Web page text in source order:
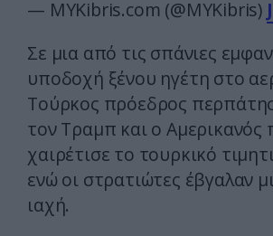
— MYKibris.com (@MYKibris)
Σε μια από τις σπάνιες
υποδοχή ξένου ηγέτη στο
Τούρκος πρόεδρος
τον Τραμπ και ο Αμερικανός
χαιρέτισε το τουρκικό
ενώ οι στρατιώτες έβγαλαν
ιαχή.